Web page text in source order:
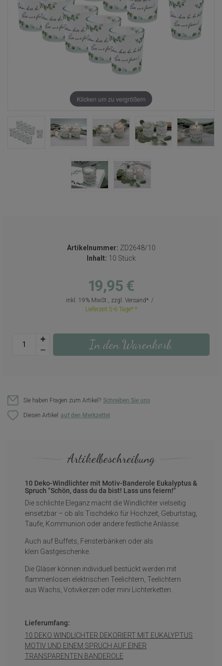
Klicken um zu vergrößern
Artikelnummer: ZD2648/10
Inhalt: 10 Stück
19,95 €
inkl. 19% MwSt., zzgl. Versand
Lieferzeit 5-6 Tage*
In den Warenkorb
Sie haben Fragen zum Artikel? Schreiben Sie uns
Diesen Artikel
Artikelbeschreibung
10 Deko-Windlichter mit Motiv-Banderole Eukalyptus &
Spruch "Schön, dass du da bist! Lass uns feiern!"
Die schlichte Eleganz macht die Windlichter vielseitig
einsetzbar – ob als Tischdeko für Hochzeit, Geburtstag,
Taufe, Kommunion oder andere festliche Anlässe.
Auch auf Buffets, Fensterbänken oder als
klein Gastgeschenke.
Die Gläser können individuell bestückt werden mit
flammenlosen elektrischen Teelichtern, Teelichtern
aus Wachs, Votivkerzen oder mini Lichterketten.
Lieferumfang:
10 DEKO WINDLICHTER DEKORIERT MIT EUKALYPTUS
MOTIV UND EINEM SPRUCH AUF EINER
TRANSPARENTEN BANDEROLE